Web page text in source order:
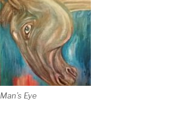
Man’s Eye